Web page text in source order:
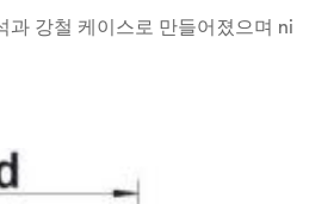
과 강철 케이스로 만들어졌으며 ni